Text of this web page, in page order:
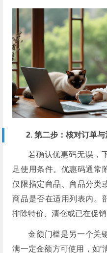
2. 第二步：核对订单与
若确认优惠码无误，
足使用条件。优惠码通常
仅限指定商品、商品分类
商品是否在适用列表内。
排除特价、清仓或已在促销
金额门槛是另一个关
满一定金额方可使用，如“